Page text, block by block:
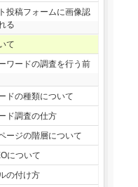
投稿フォームに画像認
る
て
ワードの調査を行う前
ドの種類について
ド調査の仕方
ージの階層について
について
の付け方